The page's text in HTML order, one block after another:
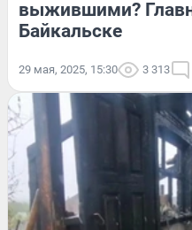
выжившими?
Байкальске
29 мая, 2025, 15:30 3 313